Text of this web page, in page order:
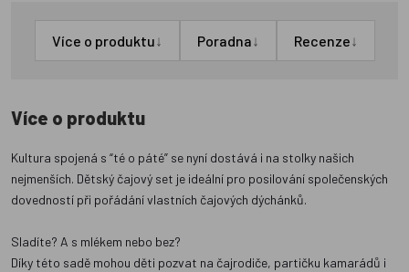
Více o produktu↓ Poradna↓ Recenze↓
Více o produktu
Kultura spojená s “té o páté” se nyní dostává i na stolky našich
nejmenších. Dětský čajový set je ideální pro posilování společenských
dovedností při pořádání vlastních čajových dýchánků.
Sladíte? A s mlékem nebo bez?
Díky této sadě mohou děti pozvat na čajrodiče, partičku kamarádů i